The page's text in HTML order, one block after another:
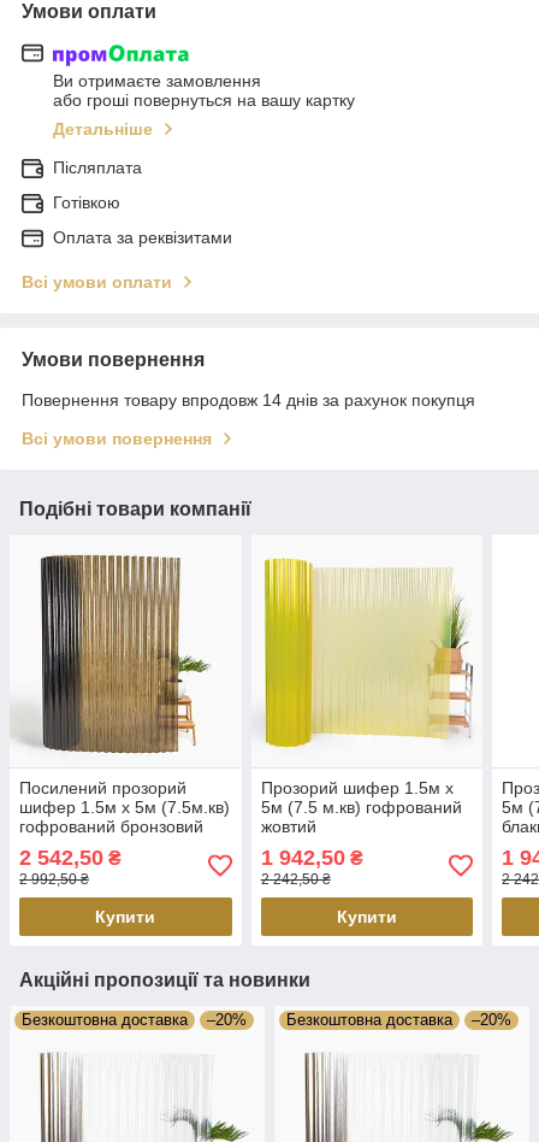
Умови оплати
Ви отримаєте замовлення
або гроші повернуться на вашу картку
Детальніше
Післяплата
Готівкою
Оплата за реквізитами
Всі умови оплати
Умови повернення
Повернення товару впродовж 14 днів за рахунок покупця
Всі умови повернення
Подібні товари компанії
Посилений прозорий
шифер 1.5м х 5м (7.5м.кв)
гофрований бронзовий
2 542,50 ₴
2 992,50 ₴
Купити
Прозорий шифер 1.5м х
5м (7.5 м.кв) гофрований
жовтий
1 942,50₴
2 242,50 ₴
Купити
5м
1
2
Акційні пропозиції та новинки
Безкоштовна доставка –20% Безкоштовна доставка –20%